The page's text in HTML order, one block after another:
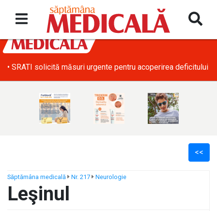
• SRATI solicită măsuri urgente pentru acoperirea deficitului
<<
Săptămâna medicală Nr. 217 Neurologie
Leşinul